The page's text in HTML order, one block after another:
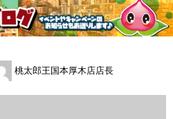
桃太郎王国本厚木店店長